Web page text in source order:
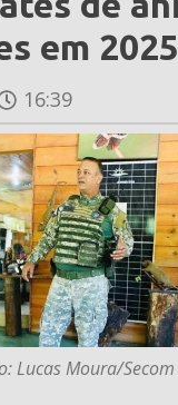
em 2025
16:39
Lucas Moura/Secom